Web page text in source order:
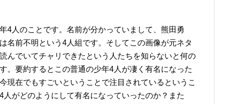
4人のことです。名前が分かっていまして、熊田勇
名前不明という4人組です。そしてこの画像が元ネタ
んでいてチャリできたという人たちを知らないと何の
。要約するとこの普通の少年4人が凄く有名になった
現在でもすごいということで注目されているというこ
がどのようにして有名になっていったのか？また